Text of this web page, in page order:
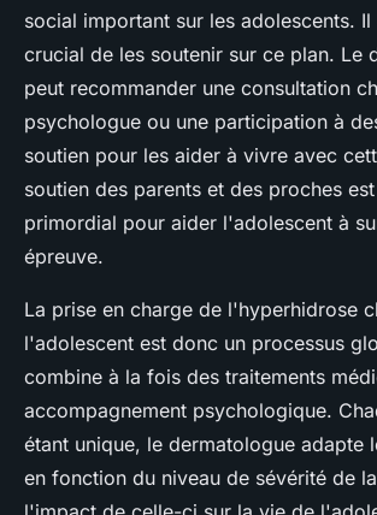
social important sur les adolescents.
crucial de les soutenir sur ce plan. Le
peut recommander une consultation
psychologue ou une participation à
soutien pour les aider à vivre avec
soutien des parents et des proches
primordial pour aider l'adolescent à
épreuve.
La prise en charge de l'hyperhidrose
l'adolescent est donc un processus
combine à la fois des traitements
accompagnement psychologique.
étant unique, le dermatologue adapte
en fonction du niveau de sévérité de